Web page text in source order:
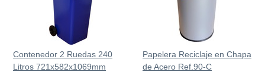
Contenedor 2 Ruedas 240
Litros 721х582х1069mm
Papelera Reciclaje en Chapa
de Acero Ref.90-C